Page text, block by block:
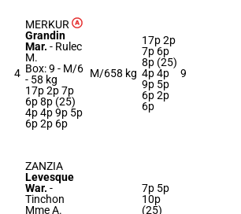
4
MERKUR
Grandin
Mar. - Rulec
M.
Box: 9 - M/6
- 58 kg
17p 2p 7p
6p 8p (25)
4p 4p 9p 5p
6p 2p 6p
M/658 kg
17p 2p
7p 6p
8p (25)
4p 4p
9p 5p
6p 2p
6p
9
ZANZIA
Levesque
War. -
Tinchon
Mme A.
7p 5p
10p
(25)